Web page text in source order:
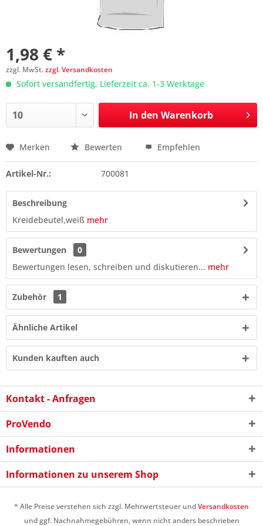
1,98 € *
zzgl. MwSt.zzgl. Versandkosten
Sofort versandfertig, Lieferzeit ca. 1-3 Werktage
In den Warenkorb
Preis anfragen
9 + 9 = ?
Merken Bewerten Empfehlen
Artikel-Nr.: 700081
Beschreibung
Kreidebeutel,weiß mehr
Bewertungen
0
Bewertungen lesen, schreiben und diskutieren... mehr
Zubehör 1
Ähnliche Artikel
Kunden kauften auch
Kontakt - Anfragen
ProVendo
Informationen
Informationen zu unserem Shop
* Alle Preise verstehen sich zzgl. Mehrwertsteuer undVersandkosten
und ggf. Nachnahmegebühren, wenn nicht anders beschrieben